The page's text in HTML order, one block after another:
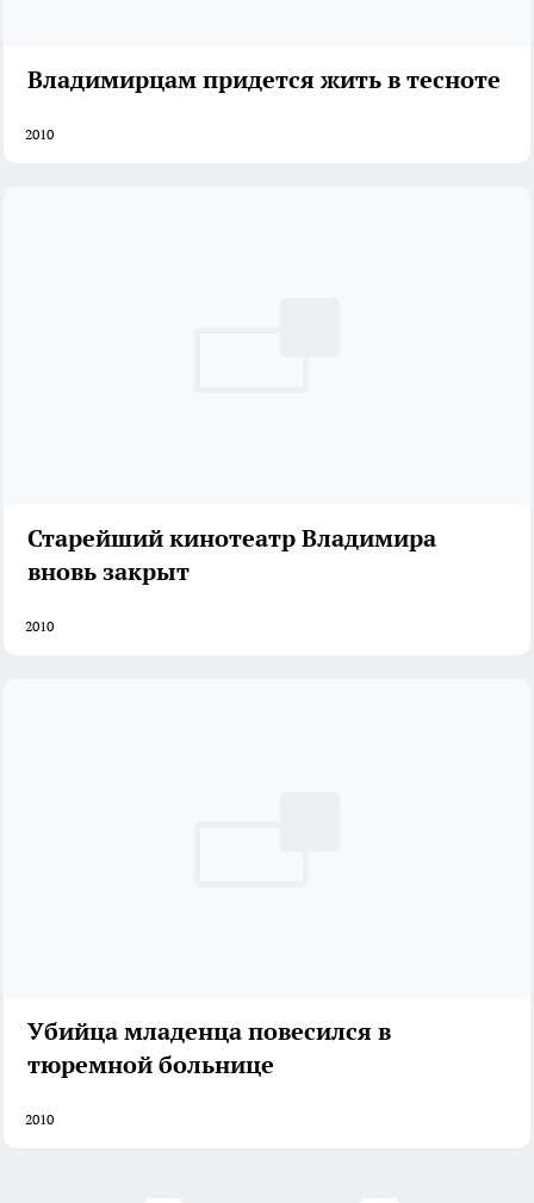
Владимирцам придется жить в тесноте
2010
Старейший кинотеатр Владимира
вновь закрыт
2010
Убийца младенца повесился в
тюремной больнице
2010